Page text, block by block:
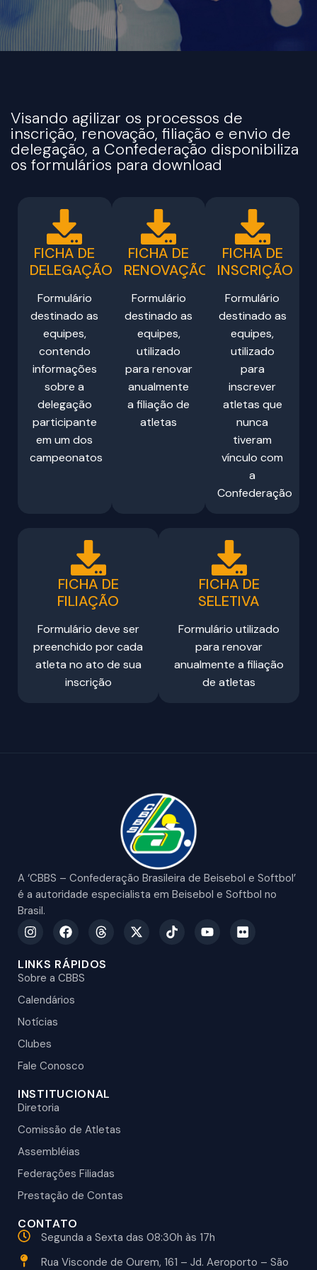
Visando agilizar os processos de
inscrição, renovação, filiação e envio de
delegação, a Confederação disponibiliza
os formulários para download
FICHA DE
DELEGAÇÃO
Formulário
destinado as
equipes,
contendo
informações
sobre a
delegação
participante
em um dos
campeonatos
FICHA DE
RENOVAÇÃO
Formulário
destinado as
equipes,
utilizado
para renovar
anualmente
a filiação de
atletas
FICHA DE
INSCRIÇÃO
Formulário
destinado as
equipes,
utilizado
para
inscrever
atletas que
nunca
tiveram
vínculo com
a
Confederação
FICHA DE
FILIAÇÃO
Formulário deve ser
preenchido por cada
atleta no ato de sua
inscrição
FICHA DE
SELETIVA
Formulário utilizado
para renovar
anualmente a filiação
de atletas
A ‘CBBS – Confederação Brasileira de Beisebol e Softbol’
é a autoridade especialista em Beisebol e Softbol no
Brasil.
LINKS RÁPIDOS
Sobre a CBBS
Calendários
Notícias
Clubes
Fale Conosco
INSTITUCIONAL
Diretoria
Comissão de Atletas
Assembléias
Federações Filiadas
Prestação de Contas
CONTATO
Segunda a Sexta das 08:30h às 17h
Rua Visconde de Ourem, 161 – Jd. Aeroporto – São